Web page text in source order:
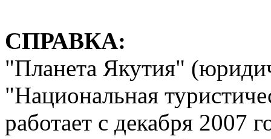
СПРАВКА:
"Планета Якутия"
"Национальная
работает с декабря 2007